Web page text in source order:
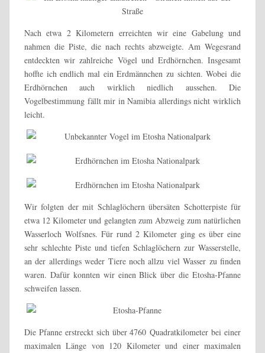
Nach etwa 2 Kilometern erreichten wir eine Gabelung und
nahmen die Piste, die nach rechts abzweigte. Am Wegesrand
entdeckten wir zahlreiche Vögel und Erdhörnchen. Insgesamt
hoffte ich endlich mal ein Erdmännchen zu sichten. Wobei die
Erdhörnchen auch wirklich niedlich aussehen. Die
Vogelbestimmung fällt mir in Namibia allerdings nicht wirklich
leicht.
Wir folgten der mit Schlaglöchern übersäten Schotterpiste für
etwa 12 Kilometer und gelangten zum Abzweig zum natürlichen
Wasserloch Wolfsnes. Für rund 2 Kilometer ging es über eine
sehr schlechte Piste und tiefen Schlaglöchern zur Wasserstelle,
an der allerdings weder Tiere noch allzu viel Wasser zu finden
waren. Dafür konnten wir einen Blick über die Etosha-Pfanne
schweifen lassen.
Die Pfanne erstreckt sich über 4760 Quadratkilometerbei einer
maximalen Länge von 120 Kilometer und einer maximalen